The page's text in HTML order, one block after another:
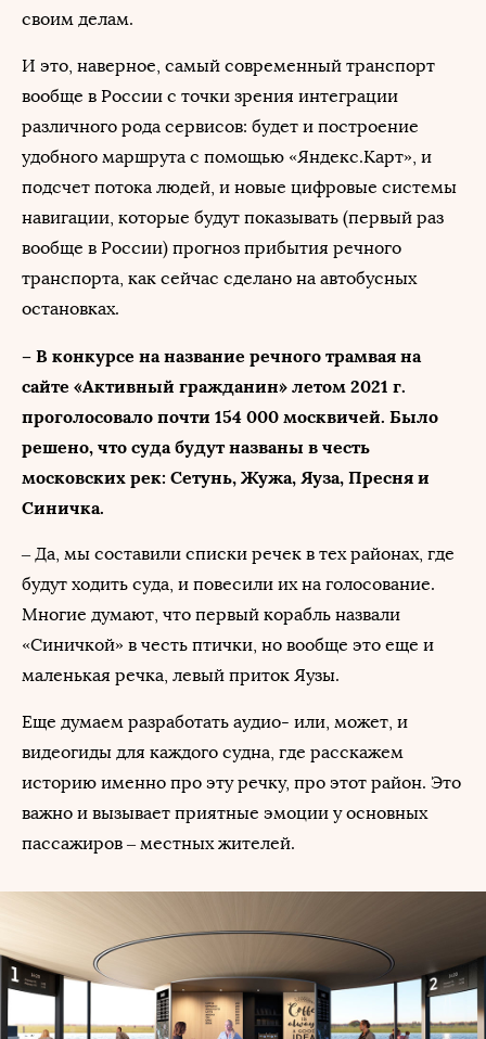
своим делам.
И это, наверное, самый современный транспорт
вообще в России с точки зрения интеграции
различного рода сервисов: будет и построение
удобного маршрута с помощью «Яндекс.Карт», и
подсчет потока людей, и новые цифровые системы
навигации, которые будут показывать (первый раз
вообще в России) прогноз прибытия речного
транспорта, как сейчас сделано на автобусных
остановках.
– В конкурсе на название речного трамвая на
сайте «Активный гражданин» летом 2021 г.
проголосовало почти 154 000 москвичей. Было
решено, что суда будут названы в честь
московских рек: Сетунь, Жужа, Яуза, Пресня и
Синичка.
– Да, мы составили списки речек в тех районах, где
будут ходить суда, и повесили их на голосование.
Многие думают, что первый корабль назвали
«Синичкой» в честь птички, но вообще это еще и
маленькая речка, левый приток Яузы.
Еще думаем разработать аудио- или, может, и
видеогиды для каждого судна, где расскажем
историю именно про эту речку, про этот район. Это
важно и вызывает приятные эмоции у основных
пассажиров – местных жителей.